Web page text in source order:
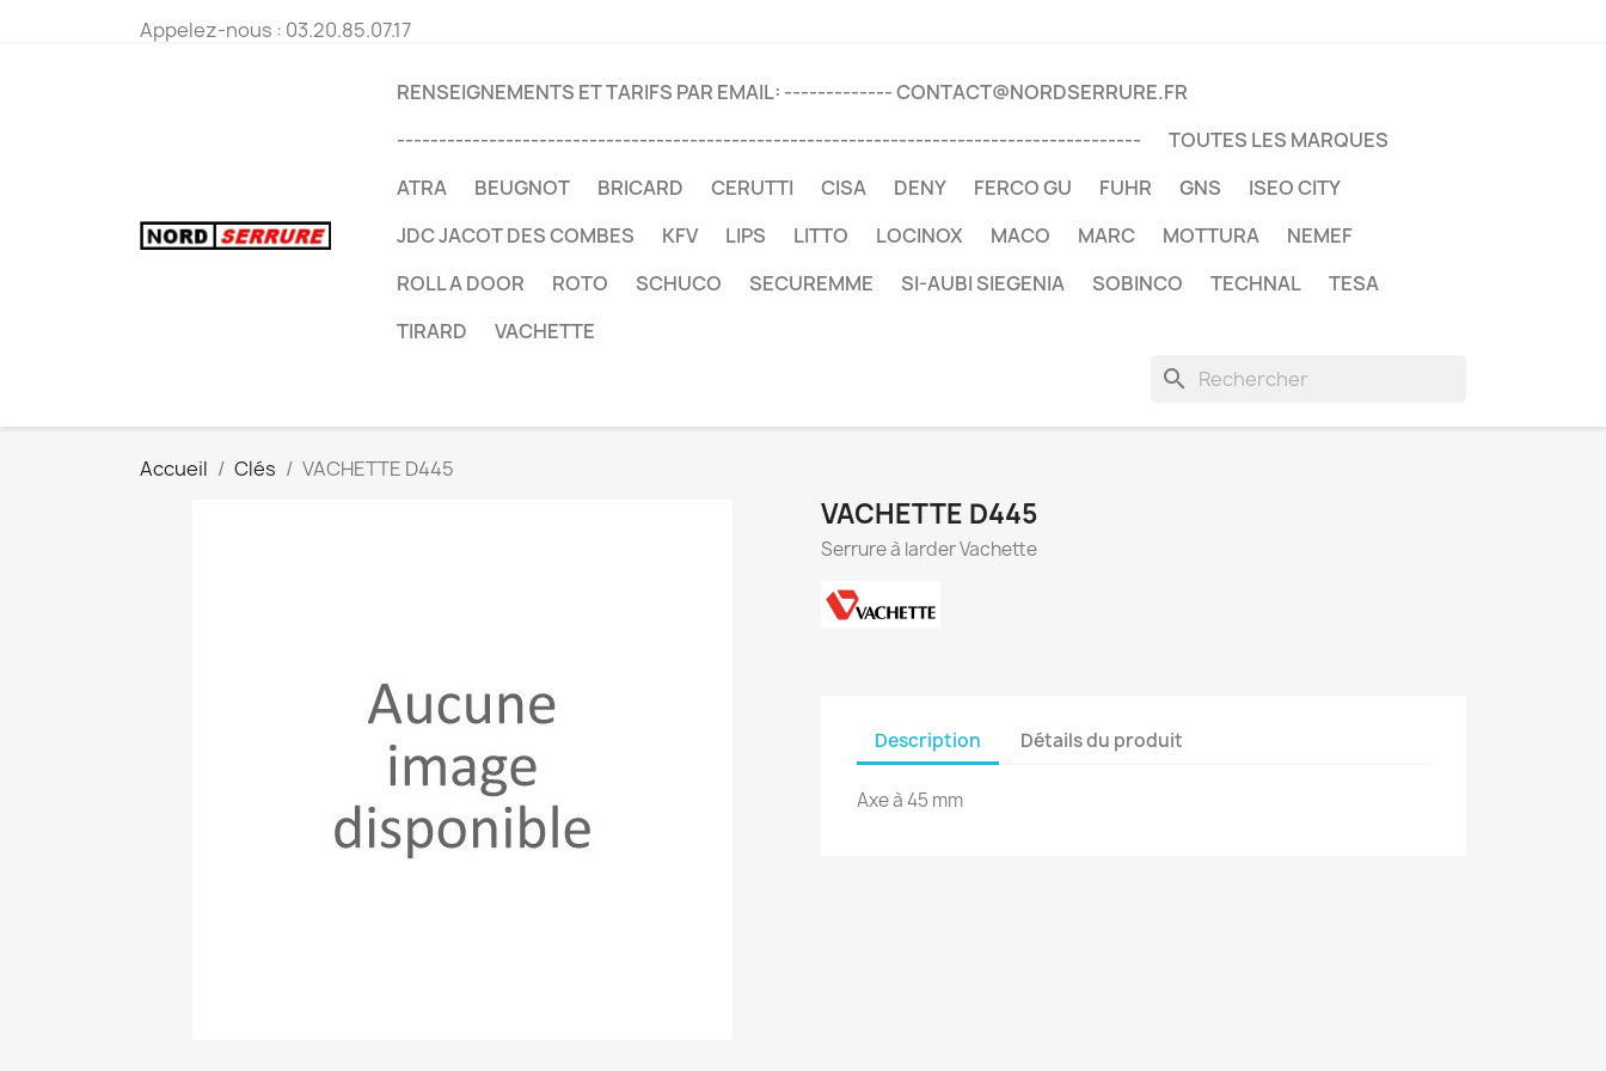
Appelez-nous : 03.20.85.07.17
RENSEIGNEMENTS ET TARIFS PAR EMAIL: ------------- CONTACT@NORDSERRURE.FR
-----------------------------------------------------------------------------------------
TOUTES LES MARQUES
ATRA
BEUGNOT BRICARD CERUTTI CISA DENY FERCO GU FUHR GNS
ISEO CITY
JDC JACOT DES COMBES
KFV LIPS LITTO LOCINOX MACO MARC MOTTURA
NEMEF
ROLL A DOOR
ROTO SCHUCO SECUREMME SI-AUBI SIEGENIA SOBINCO TECHNAL
TESA
TIRARD
VACHETTE
search
Accueil Clés VACHETTE D445
VACHETTE D445
Serrure à larder Vachette
Description Détails du produit
Axe à 45 mm